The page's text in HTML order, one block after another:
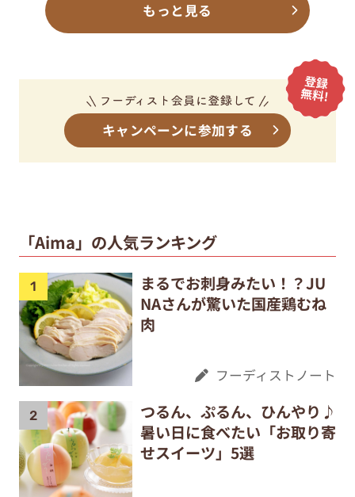
もっと見る
キャンペーンに参加する
「Aima」の人気ランキング
まるでお刺身みたい！？JU
NAさんが驚いた国産鶏むね
肉
フーディストノート
つるん、ぷるん、ひんやり♪
暑い日に食べたい「お取り寄
せスイーツ」5選